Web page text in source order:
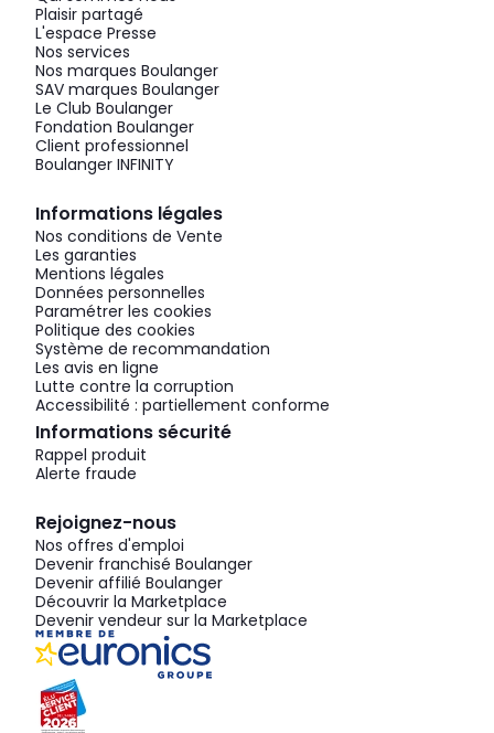
Plaisir partagé
L'espace Presse
Nos services
Nos marques Boulanger
SAV marques Boulanger
Le Club Boulanger
Fondation Boulanger
Client professionnel
Boulanger INFINITY
Informations légales
Nos conditions de Vente
Les garanties
Mentions légales
Données personnelles
Paramétrer les cookies
Politique des cookies
Système de recommandation
Les avis en ligne
Lutte contre la corruption
Accessibilité : partiellement conforme
Informations sécurité
Rappel produit
Alerte fraude
Rejoignez-nous
Nos offres d'emploi
Devenir franchisé Boulanger
Devenir affilié Boulanger
Découvrir la Marketplace
Devenir vendeur sur la Marketplace